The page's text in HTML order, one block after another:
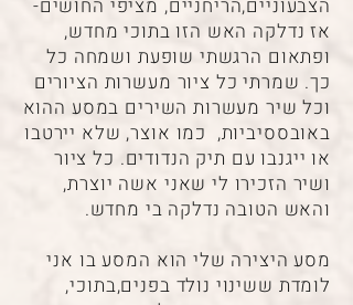
הצבעוניים,הריחניים, מציפי החושים-
אז נדלקה האש הזו בתוכי מחדש,
ופתאום הרגשתי שופעת ושמחה כל
כך. שמרתי כל ציור מעשרות הציורים
וכל שיר מעשרות השירים במסע ההוא
באובססיביות, כמו אוצר, שלא יירטבו
או ייגנבו עם תיק הנדודים. כל ציור
ושיר הזכירו לי שאני אשה יוצרת,
והאש הטובה נדלקה בי מחדש.
מסע היצירה שלי הוא המסע בו אני
לומדת ששינוי נולד בפנים,בתוכי,